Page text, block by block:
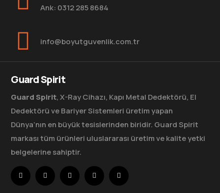
Ank: 0312 285 8684
info@boyutguvenlik.com.tr
Guard Spirit
Guard Spirit, X-Ray Cihazı, Kapı Metal Dedektörü, El
Dedektörü ve Bariyer Sistemleri üretim yapan
Dünya’nın en büyük tesislerinden biridir. Guard Spirit
markası tüm ürünleri uluslararası üretim ve kalite yetki
belgelerine sahiptir.